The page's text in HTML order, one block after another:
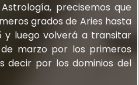
precisemos que
grados de Aries hasta
y luego volverá a transitar
marzo por los primeros
decir por los dominios del